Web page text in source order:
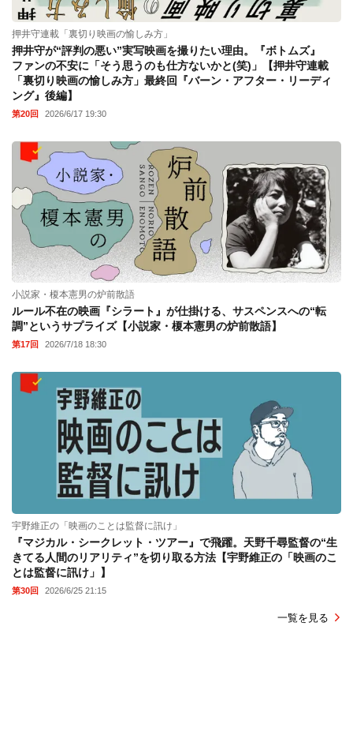
押井守連載「裏切り映画の愉しみ方」
押井守が“評判の悪い”実写映画を撮りたい理由。『ボトムズ』
ファンの不安に「そう思うのも仕方ないかと(笑)」【押井守連載
「裏切り映画の愉しみ方」最終回『バーン・アフター・リーディ
ング』後編】
第20回 2026/6/17 19:30
小説家・榎本憲男の炉前散語
ルール不在の映画『シラート』が仕掛ける、サスペンスへの“転
調”というサプライズ【小説家・榎本憲男の炉前散語】
第17回 2026/7/18 18:30
宇野維正の「映画のことは監督に訊け」
『マジカル・シークレット・ツアー』で飛躍。天野千尋監督の“生
きてる人間のリアリティ”を切り取る方法【宇野維正の「映画のこ
とは監督に訊け」】
第30回 2026/6/25 21:15
一覧を見る